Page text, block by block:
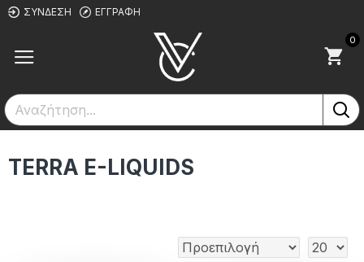
ΣΎΝΔΕΣΗ ΕΓΓΡΑΦΉ
0
TERRA E-LIQUIDS